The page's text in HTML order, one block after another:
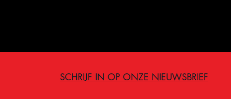
SCHRIJF IN OP ONZE NIEUWSBRIEF